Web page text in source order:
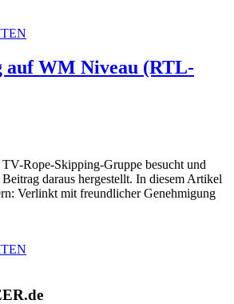
auf WM Niveau (RTL-
Rope-Skipping-Gruppe besucht und
daraus hergestellt. In diesem Artikel
Verlinkt mit freundlicher Genehmigung